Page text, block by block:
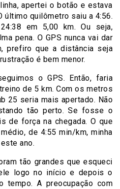
apertei o botão e estava
último quilômetro saiu a 4:56.
em 5,00 km. Ou seja,
pena. O GPS nunca vai dar
prefiro que a distância seja
é bem menor.
o GPS. Então, faria
de 5 km. Com os metros
25 seria mais apertado. Não
tão perto. Se fosse o
de força na chegada. O que
de 4:55 min/km, minha
ano.
tão grandes que esqueci
logo no início e depois o
A preocupação com